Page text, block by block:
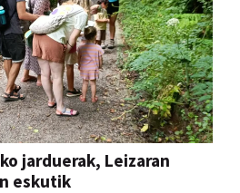
jarduerak, Leizaran
eskutik